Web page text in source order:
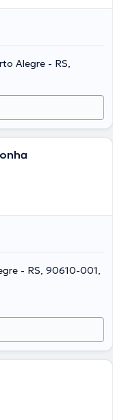
Alegre - RS,
- RS, 90610-001,